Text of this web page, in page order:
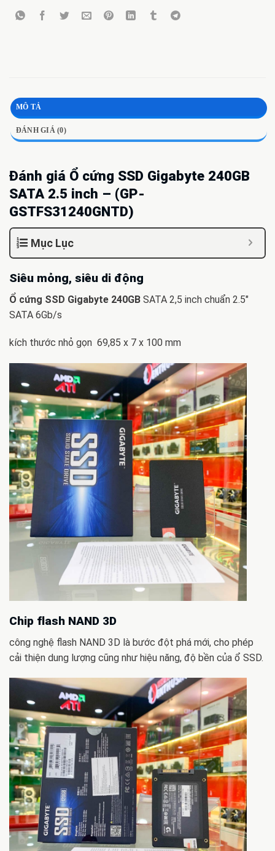
MÔ TẢ
ĐÁNH GIÁ (0)
Đánh giá Ổ cứng SSD Gigabyte 240GB
SATA 2.5 inch – (GP-
GSTFS31240GNTD)
Mục Lục
Siêu mỏng, siêu di động
Ổ cứng SSD Gigabyte 240GB SATA 2,5 inch chuẩn 2.5″
SATA 6Gb/s
kích thước nhỏ gọn 69,85 x 7 x 100 mm
Chip flash NAND 3D
công nghệ flash NAND 3D là bước đột phá mới, cho phép
cải thiện dung lượng cũng như hiệu năng, độ bền của ổ SSD.